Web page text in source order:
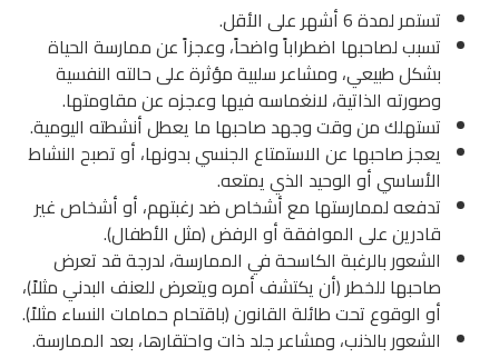
تستمر لمدة 6 أشهر على الأقل.
تسبب لصاحبها اضطراباً واضحاً، وعجزاً عن ممارسة الحياة
بشكل طبيعي، ومشاعر سلبية مؤثرة على حالته النفسية
وصورته الذاتية، لانغماسه فيها وعجزه عن مقاومتها.
تستهلك من وقت وجهد صاحبها ما يعطل أنشطته اليومية.
يعجز صاحبها عن الاستمتاع الجنسي بدونها، أو تصبح النشاط
الأساسي أو الوحيد الذي يمتعه.
تدفعه لممارستها مع أشخاص ضد رغبتهم، أو أشخاص غير
قادرين على الموافقة أو الرفض (مثل الأطفال).
الشعور بالرغبة الكاسحة في الممارسة، لدرجة قد تعرض
صاحبها للخطر (أن يكتشف أمره ويتعرض للعنف البدني مثلاً)،
أو الوقوع تحت طائلة القانون (باقتحام حمامات النساء مثلاً).
الشعور بالذنب، ومشاعر جلد ذات واحتقارها، بعد الممارسة.